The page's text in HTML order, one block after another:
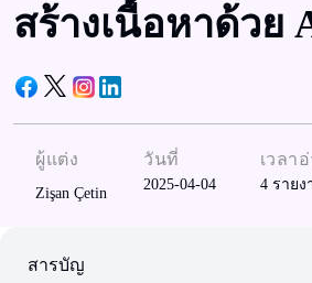
สร้างเนื้อหาด้วย
ผู้แต่ง
Zişan Çetin
วันที่
2025-04-04
เวลา
4 รายง
สารบัญ